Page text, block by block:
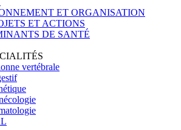
ET ORGANISATION
ET ACTIONS
DE SANTÉ
vertébrale